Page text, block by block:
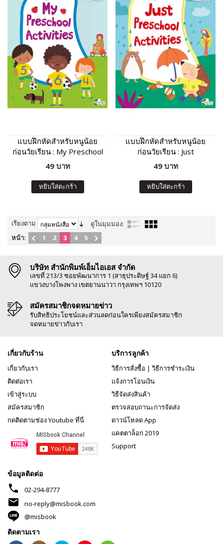
แบบฝึกหัดสำหรับหนูน้อย
ก่อนวัยเรียน : My Preschool
Activities
49 บาท
หยิบใส่ตะกร้า
แบบฝึกหัดสำหรับหนูน้อย
ก่อนวัยเรียน : Just
Preschool Activities
49 บาท
หยิบใส่ตะกร้า
เรียงตาม
ดูในมุมมอง:
หน้า:
1 2 3 4 5
บริษัท สำนักพิมพ์เอ็มไอเอส จำกัด
เลขที่ 213/3 ซอยพัฒนาการ 1 (สาธุประดิษฐ์ 34 แยก 6)
แขวงบางโพงพาง เขตยานนาวา กรุงเทพฯ 10120
สมัครสมาชิกจดหมายข่าว
รับสิทธิประโยชน์และส่วนลดก่อนใครเพียงสมัครสมาชิก
จดหมายข่าวกับเรา
เกี่ยวกับร้าน
เกี่ยวกับเรา
ติดต่อเรา
เข้าสู่ระบบ
สมัครสมาชิก
กดติดตามช่อง Youtube ที่นี่
บริการลูกค้า
วิธีการสั่งซื้อ | วิธีการชำระเงิน
แจ้งการโอนเงิน
วิธีจัดส่งสินค้า
ตรวจสอบถานะการจัดส่ง
ดาวน์โหลด App
แคตตาล็อก 2019
Support
ข้อมูลติดต่อ
phone 02-294-8777
mail
no-reply@misbook.com
@misbook
ติดตามเรา